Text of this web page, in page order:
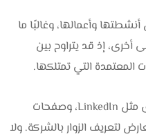
وأعمالها، وغالبًا ما
إذ قد يتراوح بين
المعتمدة التي تمتلكها.
يتم نشر الملف التعريفي بشكل رئيسي على موقع الشركة الإلكتروني، إلى جانب منصات أخرى مثل LinkedIn، وصفحات
لتعريف الزوار بالشركة. ولا